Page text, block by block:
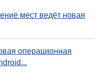
мест ведёт новая
операционная